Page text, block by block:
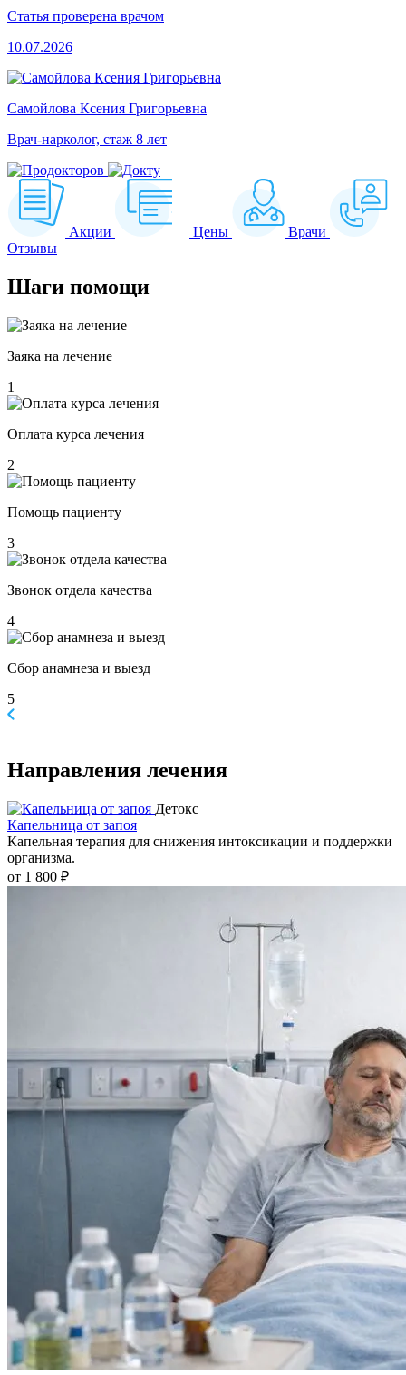
Статья проверена врачом
10.07.2026
Самойлова Ксения Григорьевна
Врач-нарколог, стаж 8 лет
Акции Цены
Врачи
Отзывы
Шаги помощи
Заяка на лечение
1
Оплата курса лечения
2
Помощь пациенту
3
Звонок отдела качества
4
Сбор анамнеза и выезд
5
Направления лечения
Детокс
Капельница от запоя
Капельная терапия для снижения интоксикации и поддержки
организма.
от 1 800 ₽